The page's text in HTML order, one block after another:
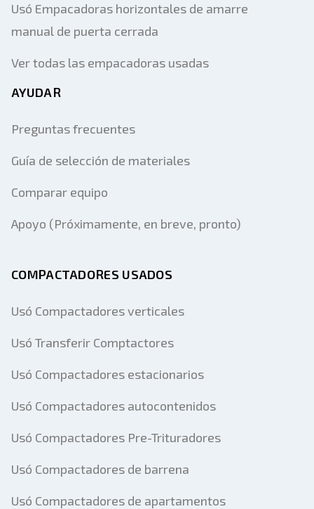
Usó Empacadoras horizontales de amarre
manual de puerta cerrada
Ver todas las empacadoras usadas
AYUDAR
Preguntas frecuentes
Guía de selección de materiales
Comparar equipo
Apoyo (Próximamente, en breve, pronto)
COMPACTADORES USADOS
Usó Compactadores verticales
Usó Transferir Comptactores
Usó Compactadores estacionarios
Usó Compactadores autocontenidos
Usó Compactadores Pre-Trituradores
Usó Compactadores de barrena
Usó Compactadores de apartamentos